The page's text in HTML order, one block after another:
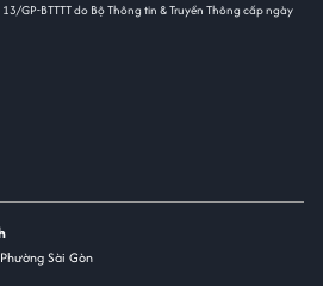
GP-BTTTT do Bộ Thông tin & Truyền Thông cấp ngày
Sài Gòn